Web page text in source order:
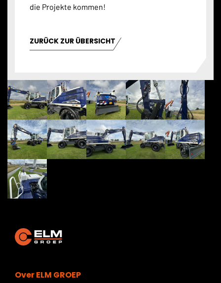
die Projekte kommen!
ZURÜCK ZUR ÜBERSICHT
Over ELM GROEP